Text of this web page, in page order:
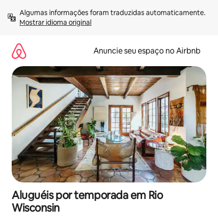
para
Mostrar idioma original
Anuncie seu espaço no Airbnb
Aluguéis por temporada em Rio
Wisconsin